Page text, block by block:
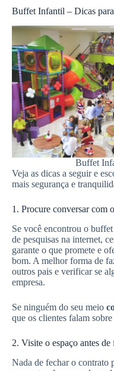
Buffet Infantil – Dicas
Buffet
Veja as dicas a seguir e
mais segurança e
1. Procure conversar com
Se você encontrou o
de pesquisas na internet,
garante o que promete e
bom. A melhor forma de
outros pais e verificar se
empresa.
Se ninguém do seu meio
que os clientes falam sobre
2. Visite o espaço antes
Nada de fechar o contrato